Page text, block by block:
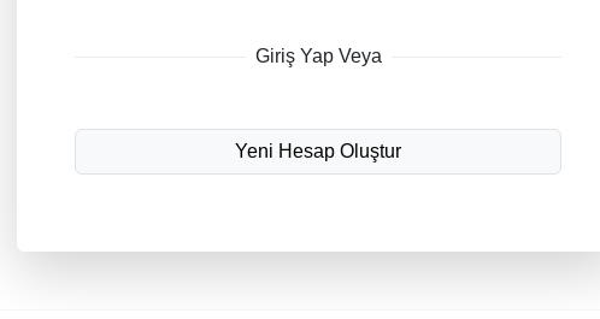
Giriş Yap Veya
Yeni Hesap Oluştur